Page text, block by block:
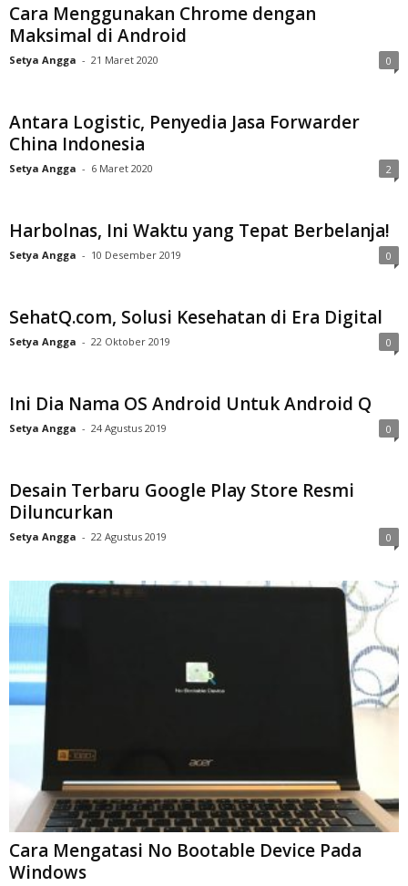
Cara Menggunakan Chrome dengan
Maksimal di Android
Setya Angga - 21 Maret 2020 0
Antara Logistic, Penyedia Jasa Forwarder
China Indonesia
Setya Angga - 6 Maret 2020 2
Harbolnas, Ini Waktu yang Tepat Berbelanja!
Setya Angga - 10 Desember 2019 0
SehatQ.com, Solusi Kesehatan di Era Digital
Setya Angga - 22 Oktober 2019 0
Ini Dia Nama OS Android Untuk Android Q
Setya Angga - 24 Agustus 2019 0
Desain Terbaru Google Play Store Resmi
Diluncurkan
Setya Angga - 22 Agustus 2019 0
Cara Mengatasi No Bootable Device Pada
Windows